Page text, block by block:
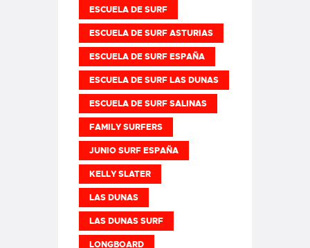
ESCUELA DE SURF
ESCUELA DE SURF ASTURIAS
ESCUELA DE SURF ESPAÑA
ESCUELA DE SURF LAS DUNAS
ESCUELA DE SURF SALINAS
FAMILY SURFERS
JUNIO SURF ESPAÑA
KELLY SLATER
LAS DUNAS
LAS DUNAS SURF
LONGBOARD